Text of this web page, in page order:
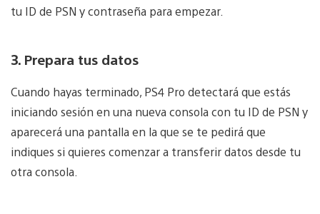
tu ID de PSN y contraseña para empezar.
3. Prepara tus datos
Cuando hayas terminado, PS4 Pro detectará que estás
iniciando sesión en una nueva consola con tu ID de PSN y
aparecerá una pantalla en la que se te pedirá que
indiques si quieres comenzar a transferir datos desde tu
otra consola.